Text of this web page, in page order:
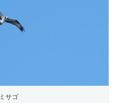
ミサゴ